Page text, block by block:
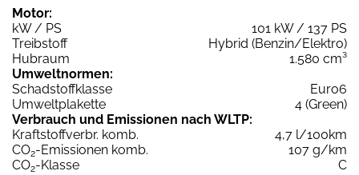
Motor:
kW / PS
101 kW / 137 PS
Treibstoff
Hybrid (Benzin/Elektro)
Hubraum
1.580 cm³
Umweltnormen:
Schadstoffklasse
Euro6
Umweltplakette
4 (Green)
Verbrauch und Emissionen nach WLTP:
Kraftstoffverbr. komb.
4,7 l/100km
CO2-Emissionen komb.
107 g/km
CO2-Klasse
C